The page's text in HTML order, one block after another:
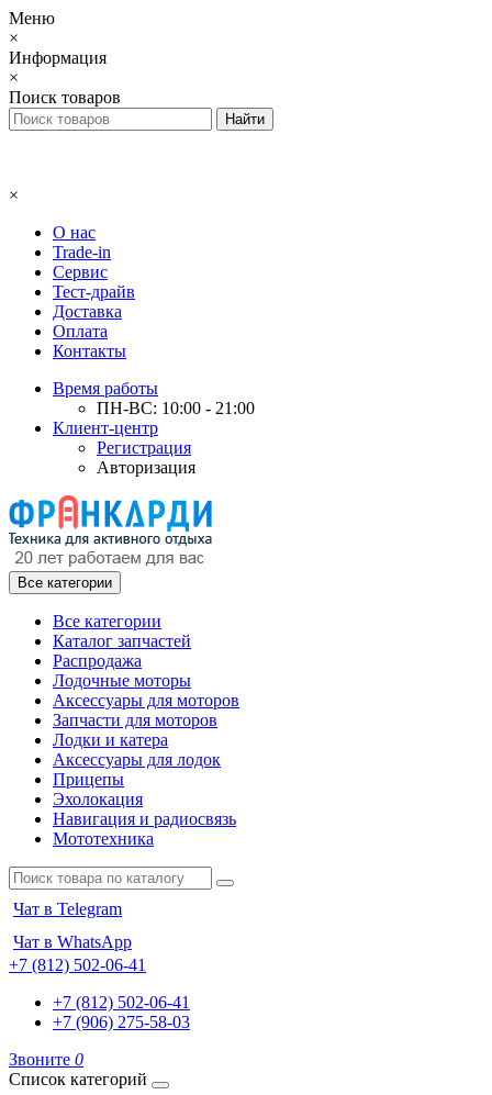
Меню
×
Информация
×
Поиск товаров
×
О нас
Trade-in
Сервис
Тест-драйв
Доставка
Оплата
Контакты
Время работы
ПН-ВС: 10:00 - 21:00
Клиент-центр
Регистрация
Авторизация
Все категории
Все категории
Каталог запчастей
Распродажа
Лодочные моторы
Аксессуары для моторов
Запчасти для моторов
Лодки и катера
Аксессуары для лодок
Прицепы
Эхолокация
Навигация и радиосвязь
Мототехника
Чат в Telegram
Чат в WhatsApp
+7 (812) 502-06-41
+7 (812) 502-06-41
+7 (906) 275-58-03
Звоните 0
Список категорий